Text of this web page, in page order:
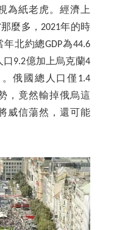
為紙老虎。經濟上
麼多，2021年的時
北約總GDP為44.6
9.2億加上烏克蘭4
俄國總人口僅1.4
，竟然輸掉俄烏這
威信蕩然，還可能